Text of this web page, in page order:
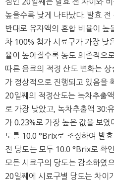
높을수록 낮게 나타났다. 발효
반대로 유자액의 혼합 비율이 높
차 100% 첨가 시료구가 가장 낮
율이 높아질수록 농도 의존적으
따른 음료의 적정 산도 변화는
가 정상적으로 진행되고 있음을
20일째의 적정산도는 녹차추출
로 가장 낮았고, 녹차추출액 30:
가 0.23%로 가장 높은 값을 보
도를 10.0 °Brix로 조정하여 발
전 당도는 모두 10.0 °Brix로 확
모든 시료구의 당도는 감소하였
20일째에 시료구별 당도는 차이